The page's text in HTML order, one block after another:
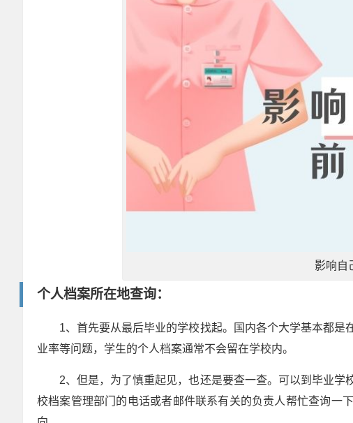
影响自
个人档案所在地查询：
1、首先要从最后毕业的学校找起。国内各个大学基本都
业率等问题，学生的个人档案通常不会留在学校内。
2、但是，为了慎重起见，也还是要查一查。可以到毕业
校档案管理部门的电话或者邮件联系有关的负责人帮忙查询一